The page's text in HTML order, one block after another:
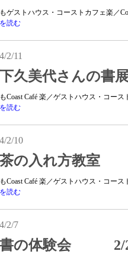
ゲストハウス・コーストカフェ楽／
読む
2/11
久美代さんの書
Coast Café 楽／ゲストハウス・コー
読む
2/10
の入れ方教室
Coast Café 楽／ゲストハウス・コー
読む
2/7
書の体験会 2/